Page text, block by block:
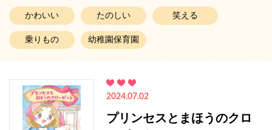
かわいい たのしい 笑える
乗りもの 幼稚園保育園
2024.07.02
プリンセスとまほうのクロ